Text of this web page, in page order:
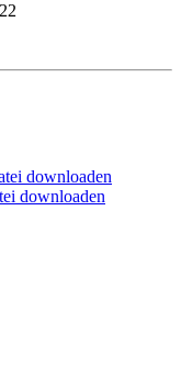
downloaden
downloaden